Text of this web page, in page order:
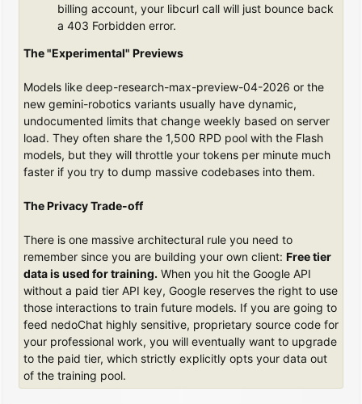
billing account, your libcurl call will just bounce back
a 403 Forbidden error.
The "Experimental" Previews
Models like deep-research-max-preview-04-2026 or the
new gemini-robotics variants usually have dynamic,
undocumented limits that change weekly based on server
load. They often share the 1,500 RPD pool with the Flash
models, but they will throttle your tokens per minute much
faster if you try to dump massive codebases into them.
The Privacy Trade-off
There is one massive architectural rule you need to
remember since you are building your own client: Free tier
data is used for training. When you hit the Google API
without a paid tier API key, Google reserves the right to use
those interactions to train future models. If you are going to
feed nedoChat highly sensitive, proprietary source code for
your professional work, you will eventually want to upgrade
to the paid tier, which strictly explicitly opts your data out
of the training pool.